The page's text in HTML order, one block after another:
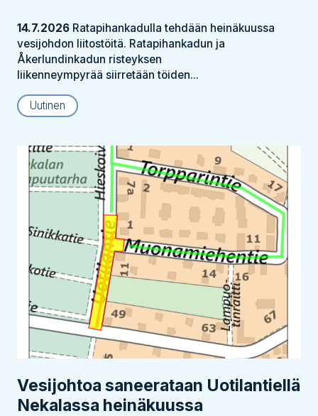
14.7.2026 Ratapihankadulla tehdään heinäkuussa
vesijohdon liitostöitä. Ratapihankadun ja
Åkerlundinkadun risteyksen
liikenneympyrää siirretään töiden...
Uutinen
Vesijohtoa saneerataan Uotilantiellä
Nekalassa heinäkuussa